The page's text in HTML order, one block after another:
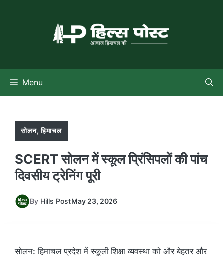
Menu
सोलन,हिमाचल
SCERT सोलन में स्कूल प्रिंसिपलों की पांच
दिवसीय ट्रेनिंग पूरी
By Hills PostMay 23, 2026
सोलन: हिमाचल प्रदेश में स्कूली शिक्षा व्यवस्था को और बेहतर और